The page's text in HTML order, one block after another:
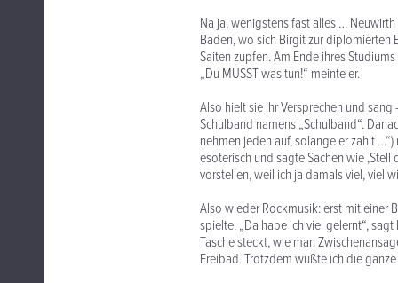
Na ja, wenigstens fast alles …
Baden, wo sich Birgit zur diplomierten
Saiten zupfen. Am Ende ihres
„Du MUSST was tun!“ meinte er.
Also hielt sie ihr Versprechen und
Schulband namens „Schulband“.
nehmen jeden auf, solange er zahlt
esoterisch und sagte Sachen wie ,Stell
vorstellen, weil ich ja damals viel, viel
Also wieder Rockmusik: erst mit einer
spielte. „Da habe ich viel gelernt“,
Tasche steckt, wie man
Freibad. Trotzdem wußte ich die